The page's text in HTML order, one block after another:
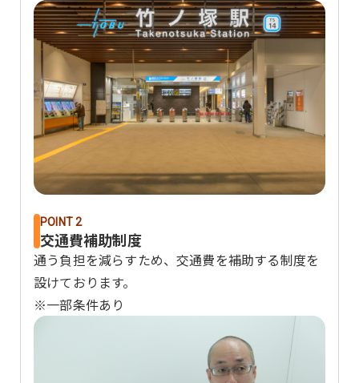
POINT 2
交通費補助制度
通う負担を減らすため、交通費を補助する制度を
設けております。
※一部条件あり